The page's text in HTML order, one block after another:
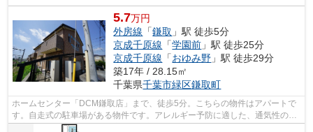
5.7万円
外房線 「鎌取 」駅 徒歩5分
京成千原線 「学園前 」駅 徒歩25分
京成千原線 「おゆみ野 」駅 徒歩29分
築17年 / 28.15㎡
千葉県千葉市緑区鎌取町
ホームセンター「DCM鎌取店」まで、徒歩5分。こちらの物件はアパートで
す。自走式の駐車場がある物件です。アレルギー予防に適した、通気性の良
い安心のアパートです。健康な体は新鮮...